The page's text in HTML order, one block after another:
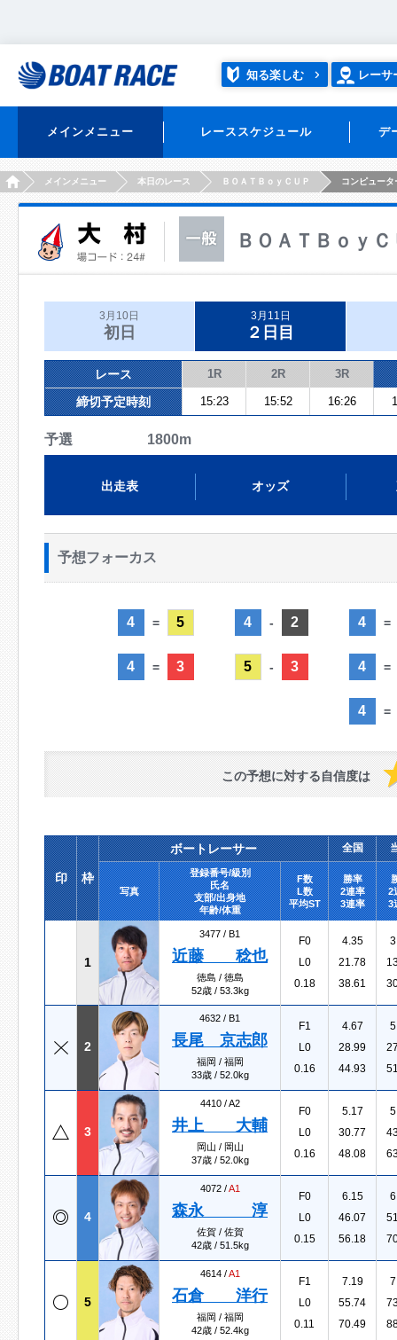
知る楽しむ レーサ
メインメニュー レーススケジュール デ
HOMEメインメニュー 本日のレース ＢＯＡＴＢｏｙＣＵＰ コンピュータ
ＢＯＡＴＢｏｙ
3月10日
初日
3月11日
２日目
レース 1R 2R 3R
締切予定時刻 15:23 15:52 16:26
予選 1800m
出走表 オッズ
予想フォーカス
4 = 5
4 = 3
4 - 2
5 - 3
4 =
4 =
4 =
この予想に対する自信度は
印 枠
ボートレーサー 全国
写真
登録番号/級別
氏名
支部/出身地
年齢/体重
F数
L数
平均ST
勝率
2連率
3連率
2
3
1
3477 / B1
近藤 稔也
徳島 / 徳島
52歳 / 53.3kg
F0
L0
0.18
4.35
21.78
38.61
2
4632 / B1
長尾 京志郎
福岡 / 福岡
33歳 / 52.0kg
F1
L0
0.16
4.67
28.99
44.93
3
4410 /A2
井上 大輔
岡山 / 岡山
37歳 / 52.0kg
F0
L0
0.16
5.17
30.77
48.08
4
4072 /A1
森永 淳
佐賀 / 佐賀
42歳 / 51.5kg
F0
L0
0.15
6.15
46.07
56.18
5
4614 /A1
石倉 洋行
福岡 / 福岡
42歳 / 52.4kg
F1
L0
0.11
7.19
55.74
70.49